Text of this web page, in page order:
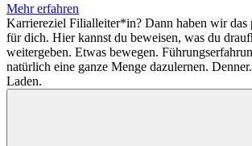
Mehr erfahren
Karriereziel Filialleiter*in? Dann haben wir das
für dich. Hier kannst du beweisen, was du
weitergeben. Etwas bewegen.
natürlich eine ganze Menge dazulernen.
Laden.